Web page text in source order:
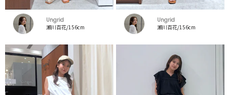
Ungrid
瀬川百花/156cm
Ungrid
瀬川百花/156cm